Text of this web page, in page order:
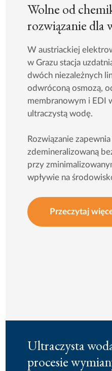
Wolne od
rozwiązanie dla
W austriackiej
w Grazu stacja
dwóch niezależnych
odwróconą osmozą,
membranowym i EDI
ultraczystą wodę.
Rozwiązanie
zdemineralizowaną
przy
wpływie na
Przeczytaj
Ultraczysta
procesie